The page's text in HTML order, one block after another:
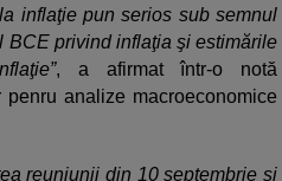
inflaţie pun serios sub semnul
BCE privind inflaţia şi estimările
, a afirmat într-o notă
analize macroeconomice
reuniunii din 10 septembrie şi